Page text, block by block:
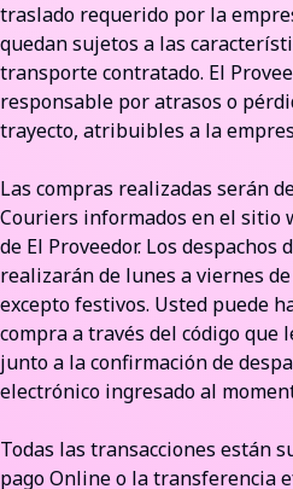
traslado requerido por la
quedan sujetos a las
transporte contratado. El
responsable por atrasos o
trayecto, atribuibles a la
Las compras realizadas serán
Couriers informados en el sitio
de El Proveedor. Los despachos
realizarán de lunes a viernes de
excepto festivos. Usted puede
compra a través del código
junto a la confirmación de
electrónico ingresado al
Todas las transacciones están
pago Online o la transferencia